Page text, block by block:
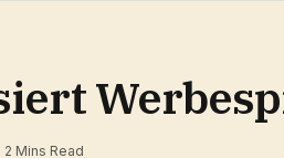
2 Mins Read